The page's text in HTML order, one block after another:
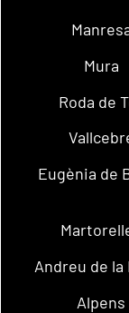
Mura
Roda de
Eugènia de
Andreu de la
Alpens